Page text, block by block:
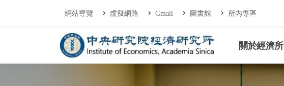
連往主要內容區塊
網站導覽 虛擬網路 Gmail 圖書館 所內專區
中央研究院經濟研究所關於經濟所